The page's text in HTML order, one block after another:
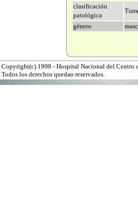
clasificación
patológica
género
Copyright(c) 1998 - Hospital Nacional del Centro
Todos los derechos quedan reservados.